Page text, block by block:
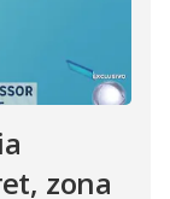
zona